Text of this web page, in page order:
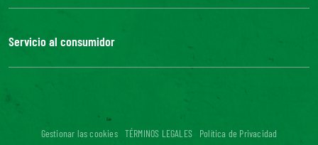
Nuestra historia
Responsabilidad Social Corporativa
Fundación Louis Bonduelle
Bonduelle Food Service
Servicio al consumidor
Contáctanos
Preguntas frecuentes
Gestionar las cookies TÉRMINOS LEGALES Política de Privacidad